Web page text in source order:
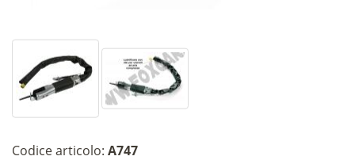
Codice articolo: A747